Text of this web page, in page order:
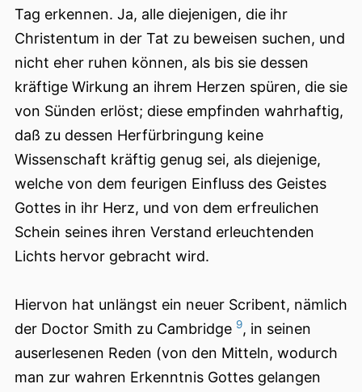
Tag erkennen. Ja, alle diejenigen, die ihr
Christentum in der Tat zu beweisen suchen, und
nicht eher ruhen können, als bis sie dessen
kräftige Wirkung an ihrem Herzen spüren, die sie
von Sünden erlöst; diese empfinden wahrhaftig,
daß zu dessen Herfürbringung keine
Wissenschaft kräftig genug sei, als diejenige,
welche von dem feurigen Einfluss des Geistes
Gottes in ihr Herz, und von dem erfreulichen
Schein seines ihren Verstand erleuchtenden
Lichts hervor gebracht wird.
Hiervon hat unlängst ein neuer Scribent, nämlich
der Doctor Smith zu Cambridge 9, in seinen
auserlesenen Reden (von den Mitteln, wodurch
man zur wahren Erkenntnis Gottes gelangen